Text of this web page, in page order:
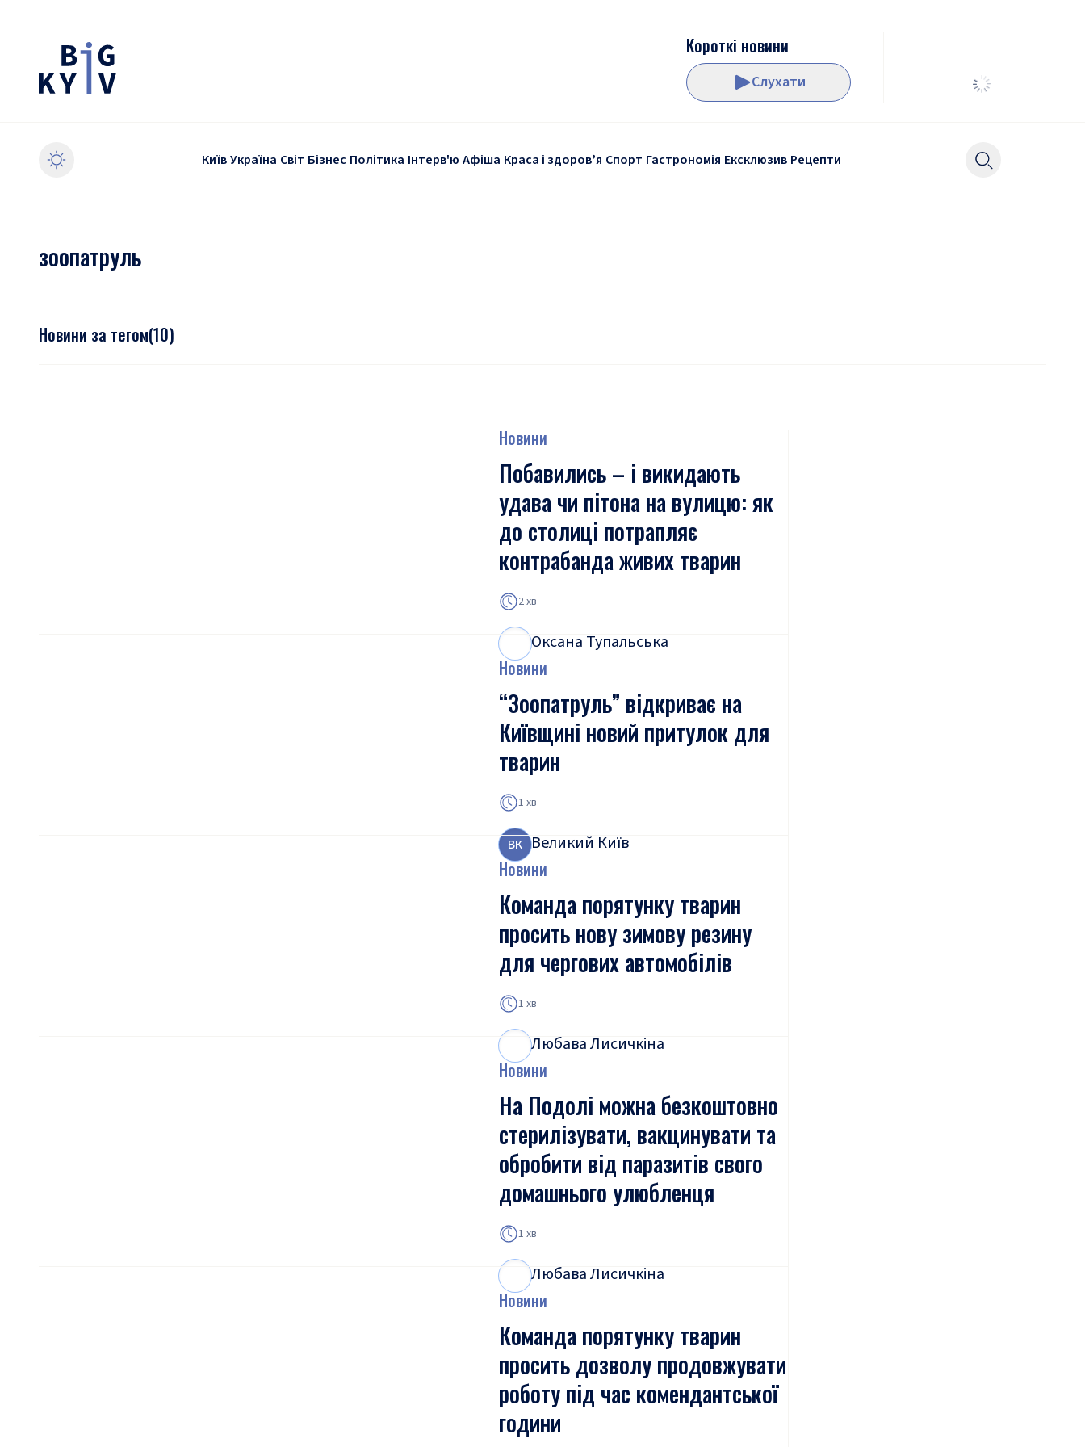
Короткі новини
Слухати
КиївУкраїна Світ Бізнес Політика Інтерв'ю Афіша Краса і здоровʼя Спорт Гастрономія Ексклюзив Рецепти
зоопатруль
Новини за тегом(10)
Новини
Побавились – і викидають
удава чи пітона на вулицю: як
до столиці потрапляє
контрабанда живих тварин
2 хв
Оксана Тупальська
Новини
“Зоопатруль” відкриває на
Київщині новий притулок для
тварин
1 хв
ВК Великий Київ
Новини
Команда порятунку тварин
просить нову зимову резину
для чергових автомобілів
1 хв
Любава Лисичкіна
Новини
На Подолі можна безкоштовно
стерилізувати, вакцинувати та
обробити від паразитів свого
домашнього улюбленця
1 хв
Любава Лисичкіна
Новини
Команда порятунку тварин
просить дозволу продовжувати
роботу під час комендантської
години